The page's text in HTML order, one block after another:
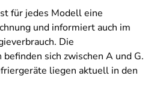
für jedes Modell eine
und informiert auch im
Die
sich zwischen A und G.
liegen aktuell in den